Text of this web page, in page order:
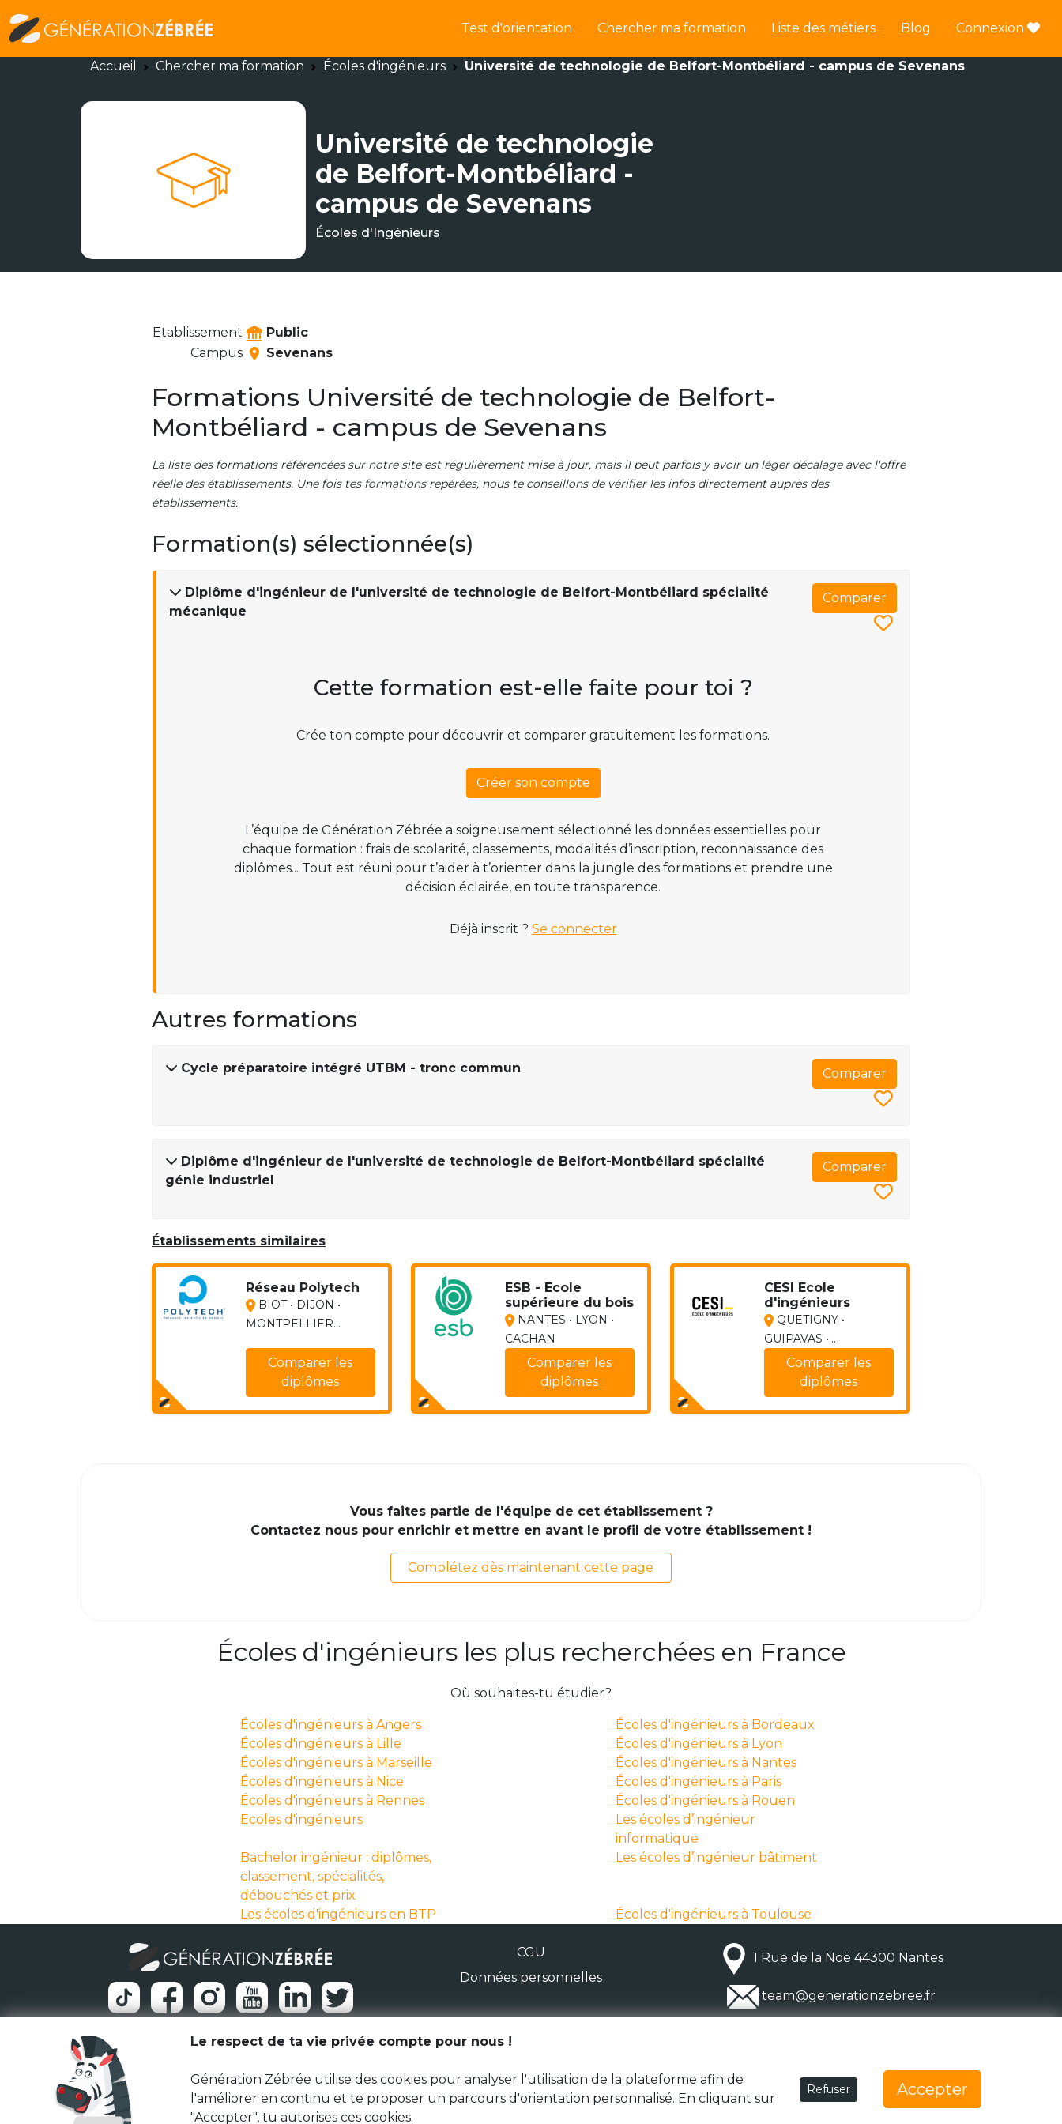
Test d'orientation Chercher ma formation Liste des métiers Blog Connexion
Accueil Chercher ma formation Écoles d'ingénieurs Université de technologie de Belfort-Montbéliard - campus de Sevenans
Université de technologie
de Belfort-Montbéliard -
campus de Sevenans
Écoles d'Ingénieurs
Etablissement
Public
Campus
Sevenans
Formations Université de technologie de Belfort-
Montbéliard - campus de Sevenans
La liste des formations référencées sur notre site est régulièrement mise à jour, mais il peut parfois y avoir un léger décalage avec l'offre
réelle des établissements. Une fois tes formations repérées, nous te conseillons de vérifier les infos directement auprès des
établissements.
Formation(s) sélectionnée(s)
Diplôme d'ingénieur de l'université de technologie de Belfort-Montbéliard spécialité
mécanique
Comparer
Cette formation est-elle faite pour toi ?
Crée ton compte pour découvrir et comparer gratuitement les formations.
Créer son compte
L’équipe de Génération Zébrée a soigneusement sélectionné les données essentielles pour
chaque formation : frais de scolarité, classements, modalités d’inscription, reconnaissance des
diplômes... Tout est réuni pour t’aider à t’orienter dans la jungle des formations et prendre une
décision éclairée, en toute transparence.
Déjà inscrit ? Se connecter
Autres formations
Cycle préparatoire intégré UTBM - tronc commun Comparer
Diplôme d'ingénieur de l'université de technologie de Belfort-Montbéliard spécialité
génie industriel
Comparer
Établissements similaires
Réseau Polytech
BIOT • DIJON •
MONTPELLIER...
Comparer les
diplômes
ESB - Ecole
supérieure du bois
NANTES • LYON •
CACHAN
Comparer les
diplômes
CESI Ecole
d'ingénieurs
QUETIGNY •
GUIPAVAS •...
Comparer les
diplômes
Vous faites partie de l'équipe de cet établissement ?
Contactez nous pour enrichir et mettre en avant le profil de votre établissement !
Complétez dès maintenant cette page
Écoles d'ingénieurs les plus recherchées en France
Où souhaites-tu étudier?
Écoles d'ingénieurs à Angers
Écoles d'ingénieurs à Bordeaux
Écoles d'ingénieurs à Lille
Écoles d'ingénieurs à Lyon
Écoles d'ingénieurs à Marseille
Écoles d'ingénieurs à Nantes
Écoles d'ingénieurs à Nice
Écoles d'ingénieurs à Paris
Écoles d'ingénieurs à Rennes
Écoles d'ingénieurs à Rouen
Ecoles d'ingénieurs
Les écoles d’ingénieur
informatique
Bachelor ingénieur : diplômes,
classement, spécialités,
débouchés et prix
Les écoles d’ingénieur bâtiment
Les écoles d'ingénieurs en BTP Écoles d'ingénieurs à Toulouse
CGU
Données personnelles
1 Rue de la Noë 44300 Nantes
team@generationzebree.fr
© Génération Zébrée 2026
Le respect de ta vie privée compte pour nous !
Génération Zébrée utilise des cookies pour analyser l'utilisation de la plateforme afin de
l'améliorer en continu et te proposer un parcours d'orientation personnalisé. En cliquant sur
"Accepter", tu autorises ces cookies.
Refuser Accepter